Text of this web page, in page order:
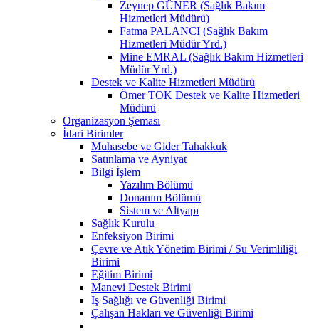
Zeynep GÜNER (Sağlık Bakım
Hizmetleri Müdürü)
Fatma PALANCI (Sağlık Bakım
Hizmetleri Müdür Yrd.)
Mine EMRAL (Sağlık Bakım Hizmetleri
Müdür Yrd.)
Destek ve Kalite Hizmetleri Müdürü
Ömer TOK Destek ve Kalite Hizmetleri
Müdürü
Organizasyon Şeması
İdari Birimler
Muhasebe ve Gider Tahakkuk
Satınlama ve Ayniyat
Bilgi İşlem
Yazılım Bölümü
Donanım Bölümü
Sistem ve Altyapı
Sağlık Kurulu
Enfeksiyon Birimi
Çevre ve Atık Yönetim Birimi / Su Verimliliği
Birimi
Eğitim Birimi
Manevi Destek Birimi
İş Sağlığı ve Güvenliği Birimi
Çalışan Hakları ve Güvenliği Birimi